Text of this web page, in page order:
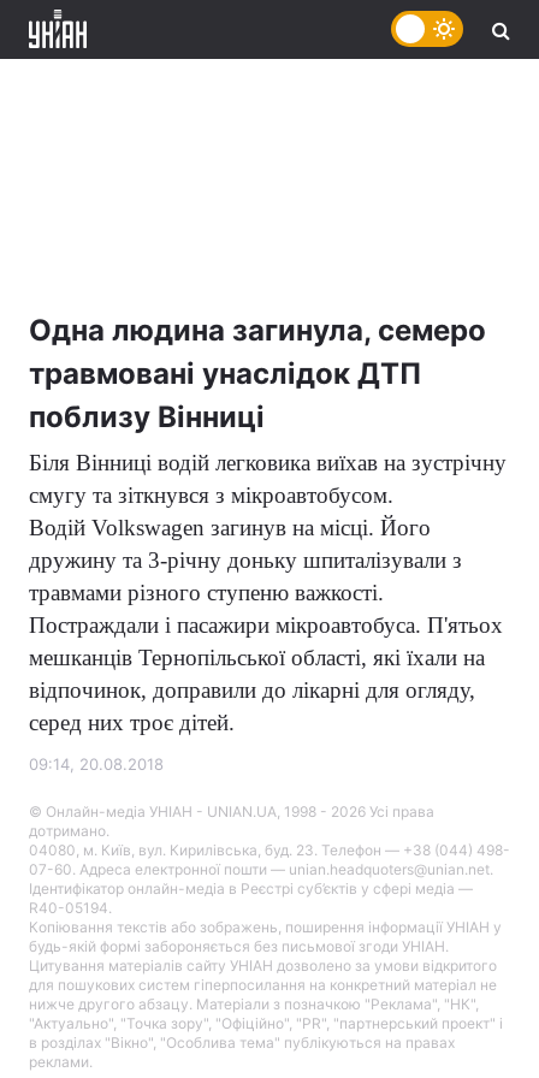
Одна людина загинула, семеро
травмовані унаслідок ДТП
поблизу Вінниці
Біля Вінниці водій легковика виїхав на зустрічну
смугу та зіткнувся з мікроавтобусом.
Водій Volkswagen загинув на місці. Його
дружину та 3-річну доньку шпиталізували з
травмами різного ступеню важкості.
Постраждали і пасажири мікроавтобуса. П'ятьох
мешканців Тернопільської області, які їхали на
відпочинок, доправили до лікарні для огляду,
серед них троє дітей.
09:14, 20.08.2018
© Онлайн-медіа УНІАН - UNIAN.UA, 1998 - 2026 Усі права
дотримано.
04080, м. Київ, вул. Кирилівська, буд. 23. Телефон — +38 (044) 498-
07-60. Адреса електронної пошти — unian.headquoters@unian.net.
Ідентифікатор онлайн-медіа в Реєстрі суб’єктів у сфері медіа —
R40-05194.
Копіювання текстів або зображень, поширення інформації УНІАН у
будь-якій формі забороняється без письмової згоди УНІАН.
Цитування матеріалів сайту УНІАН дозволено за умови відкритого
для пошукових систем гіперпосилання на конкретний матеріал не
нижче другого абзацу. Матеріали з позначкою "Реклама", "НК",
"Актуально", "Точка зору", "Офіційно", "PR", "партнерський проект" і
в розділах "Вікно", "Особлива тема" публікуються на правах
реклами.